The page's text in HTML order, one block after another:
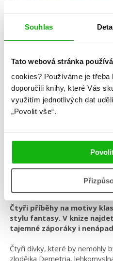
Souhlas
Tato webová stránka
cookies? Používáme je třeba
doporučili knihy, které Vás
využitím jednotlivých dat
„Povolit vše“.
Kategorie:
Žánr:
Pokud láska zvítězí
Beata Šašová
#beatašašová #českáobálka
Čtyři příběhy na motivy
stylu fantasy. V knize
tajemné záporáky i
Čtyři dívky, které by nemohly
zlodějka Demetria,